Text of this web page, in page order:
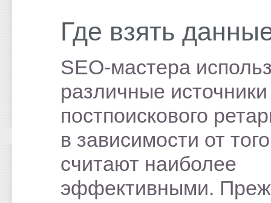
Где взять
SEO-мастера
различные
постпоискового
в зависимости от
считают наиболее
эффективными.